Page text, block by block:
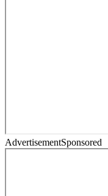
AdvertisementSponsored